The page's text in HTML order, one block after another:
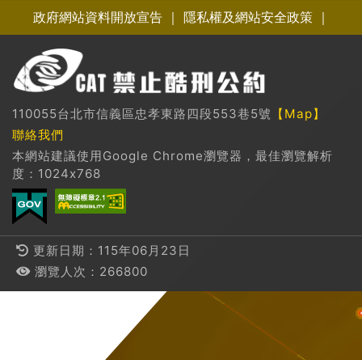
政府網站資料開放宣告｜ 隱私權及網站安全政策｜
110055台北市信義區忠孝東路四段553巷5號 【Map】
聯絡我們
本網站建議使用Google Chrome瀏覽器，最佳瀏覽解析
度：1024x768
更新日期：115年06月23日
瀏覽人次：266800